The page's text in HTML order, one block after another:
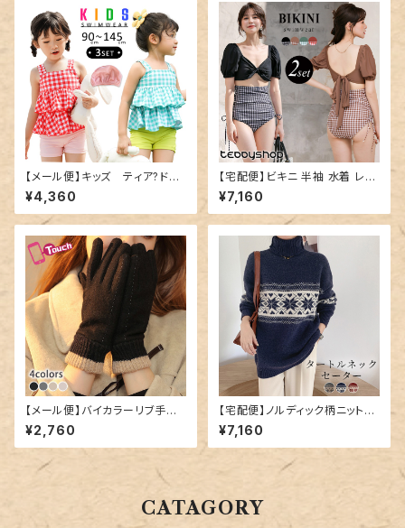
【メール便】キッズ ティア?ドタ
ンキニ水着／kids458
¥4,360
【宅配便】ビキニ 半袖 水着 レデ
ィース パフスリーブ／hys320
9
¥7,160
【メール便】バイカラーリブ手袋
／glove173
¥2,760
【宅配便】ノルディック柄ニット／
tops1547
¥7,160
CATAGORY